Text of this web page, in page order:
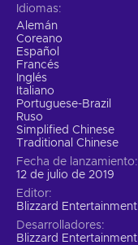
Idiomas
Alemán
Coreano
Español
Francés
Inglés
Italiano
Portuguese-Brazil
Ruso
Simplified Chinese
Traditional Chinese
Fecha de lanzamiento
12 de julio de 2019
Editor
Blizzard Entertainment
Desarrolladores
Blizzard Entertainment